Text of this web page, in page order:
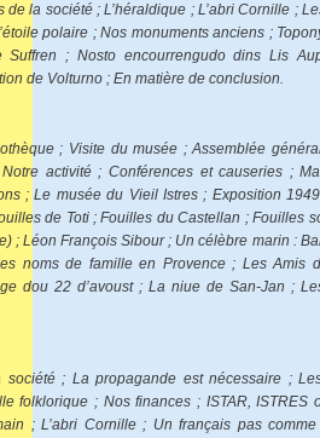
la société ; L’héraldique ; L’abri Cornille ;
polaire ; Nos monuments anciens ;
Suffren ; Nosto encourrengudo dins Lis
de Volturno ; En matière de conclusion.
; Visite du musée ; Assemblée
activité ; Conférences et causeries ;
; Le musée du Vieil Istres ; Exposition
de Toti ; Fouilles du Castellan ; Fouilles
; Léon François Sibour ; Un célèbre marin :
noms de famille en Provence ; Les Amis
dou 22 d’avoust ; La niue de San-Jan ;
; La propagande est nécessaire ;
folklorique ; Nos finances ; ISTAR, ISTRES
; L’abri Cornille ; Un français pas